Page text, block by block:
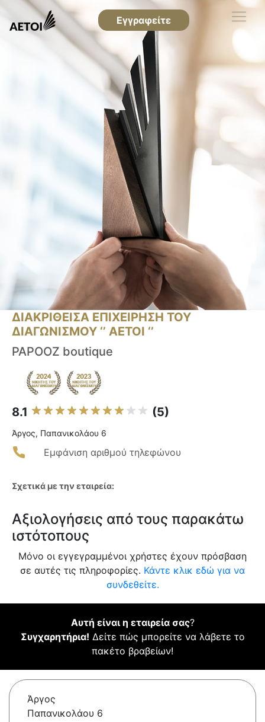
Εγγραφείτε
ΔΙΑΚΡΙΘΕΙΣΑ ΕΠΙΧΕΙΡΗΣΗ ΤΟΥ
ΔΙΑΓΩΝΙΣΜΟΥ ‘’ ΑΕΤΟΙ ‘’
PAPOOZ boutique
8.1 (5)
Άργος, Παπανικολάου 6
Εμφάνιση αριθμού τηλεφώνου
Σχετικά με την εταιρεία:
Αξιολογήσεις από τους παρακάτω
ιστότοπους
Μόνο οι εγγεγραμμένοι χρήστες έχουν πρόσβαση
σε αυτές τις πληροφορίες. Κάντε κλικ εδώ για να
συνδεθείτε.
Αυτή είναι η εταιρεία σας?
Συγχαρητήρια! Δείτε πώς μπορείτε να λάβετε το
πακέτο βραβείων!
Άργος
Παπανικολάου 6